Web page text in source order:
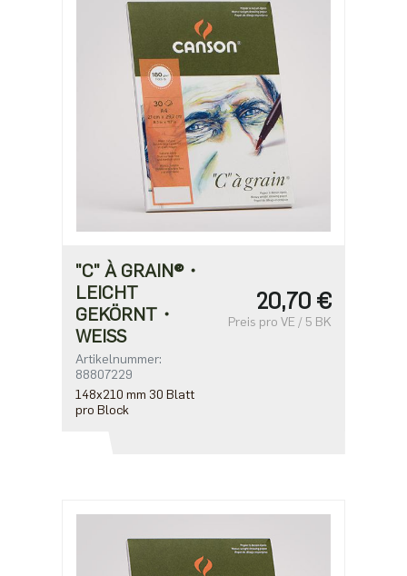
"C" À GRAIN®・
LEICHT
GEKÖRNT・
WEISS
Artikelnummer:
88807229
148x210 mm 30 Blatt
pro Block
20,70 €
Preis pro VE / 5 BK